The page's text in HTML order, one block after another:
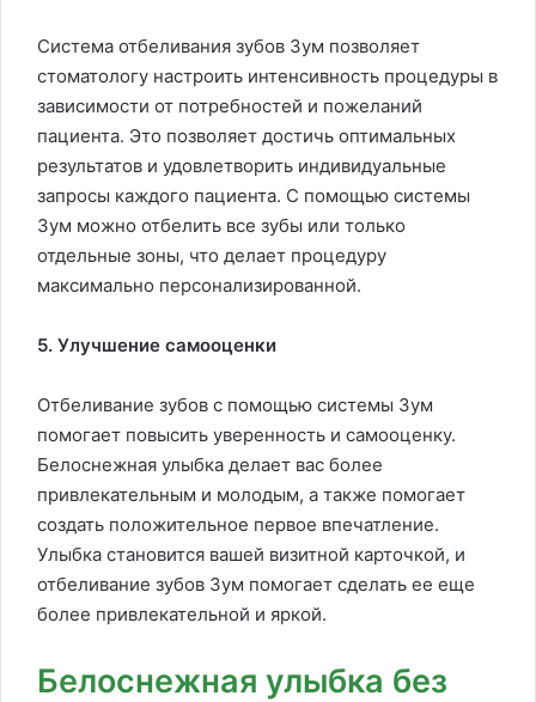
Система отбеливания зубов Зум позволяет
стоматологу настроить интенсивность процедуры в
зависимости от потребностей и пожеланий
пациента. Это позволяет достичь оптимальных
результатов и удовлетворить индивидуальные
запросы каждого пациента. С помощью системы
Зум можно отбелить все зубы или только
отдельные зоны, что делает процедуру
максимально персонализированной.
5. Улучшение самооценки
Отбеливание зубов с помощью системы Зум
помогает повысить уверенность и самооценку.
Белоснежная улыбка делает вас более
привлекательным и молодым, а также помогает
создать положительное первое впечатление.
Улыбка становится вашей визитной карточкой, и
отбеливание зубов Зум помогает сделать ее еще
более привлекательной и яркой.
Белоснежная улыбка без